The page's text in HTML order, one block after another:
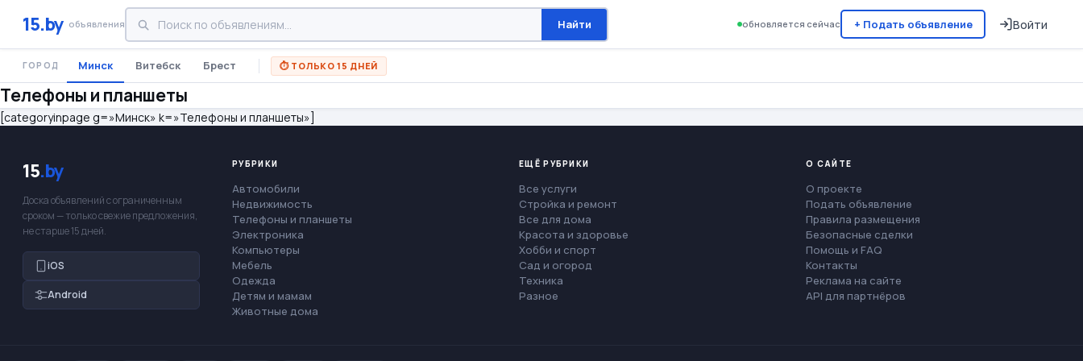
15.by объявления Найти обновляется сейчас + Подать объявление Войти
ГОРОД Минск Витебск Брест ⏱ ТОЛЬКО 15 ДНЕЙ
Телефоны и планшеты
[categoryinpage g=»Минск» k=»Телефоны и планшеты»]
15.by
Доска объявлений с ограниченным
сроком — только свежие предложения,
не старше 15 дней.
iOS
Android
РУБРИКИ
Автомобили
Недвижимость
Телефоны и планшеты
Электроника
Компьютеры
Мебель
Одежда
Детям и мамам
Животные дома
ЕЩЁ РУБРИКИ
Все услуги
Стройка и ремонт
Все для дома
Красота и здоровье
Хобби и спорт
Сад и огород
Техника
Разное
О САЙТЕ
О проекте
Подать объявление
Правила размещения
Безопасные сделки
Помощь и FAQ
Контакты
Реклама на сайте
API для партнёров